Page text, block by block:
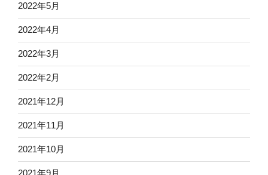
2022年5月
2022年4月
2022年3月
2022年2月
2021年12月
2021年11月
2021年10月